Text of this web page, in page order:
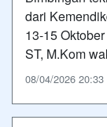
dari
13-15
ST, M.Kom
08/04/2026